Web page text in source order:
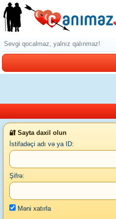
Sevgi qocalmaz, yalnız qalınmaz!
🔐 Sayta daxil olun
İstifadəçi adı və ya ID:
Şifrə:
Məni xatırla